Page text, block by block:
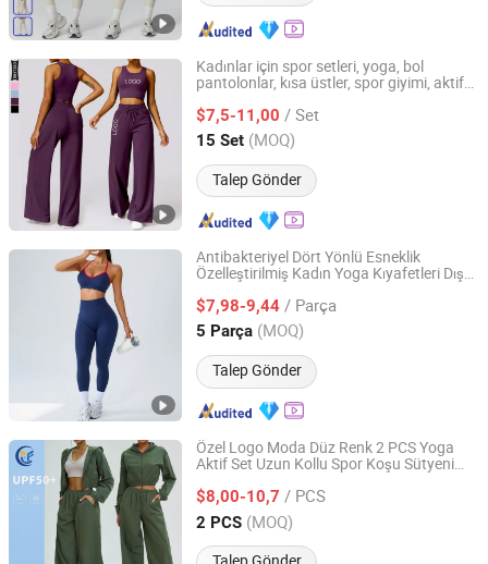
Kadınlar için spor setleri, yoga, bol
pantolonlar, kısa üstler, spor giyimi, aktif
$7,5-11,00 / Set
15 Set (MOQ)
Talep Gönder
Xiamen Aimeee Garment Co., Ltd.
Fujian, China Fiyat 2021
Antibakteriyel Dört Yönlü Esneklik
Özelleştirilmiş Kadın Yoga Kıyafetleri Dış
$7,98-9,44 / Parça
5 Parça (MOQ)
Talep Gönder
Lu'an Tianer Garment Co., Ltd.
Anhui, China Fiyat 2026
Özel Logo Moda Düz Renk 2 PCS Yoga
Aktif Set Uzun Kollu Spor Koşu Sütyeni
Ceket Giyimi Bayan Atletizm
$8,00-10,7 / PCS
2 PCS (MOQ)
Xiamen Morphy Technology Co., Ltd.
Fujian, China Fiyat 2026